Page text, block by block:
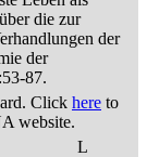
die zur
der
der
87.
Click here to
website.
L